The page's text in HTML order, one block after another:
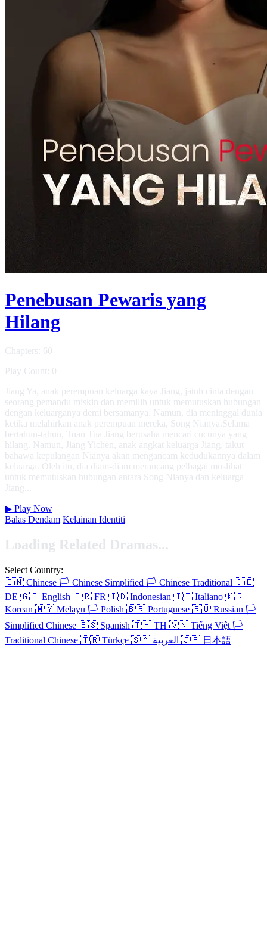
Penebusan Pewaris yang
Hilang
Chapters: 60
Play Count: 0
Jiang Ya, anak perempuan keluarga kaya Jiang, jatuh cinta dengan
seorang pemandu miskin dan memilih untuk memutuskan hubungan
dengan keluarganya demi bersamanya. Namun, dia meninggal dunia
ketika melahirkan anak perempuan mereka, Song Nianya.Selama
bertahun-tahun, Tuan Tua Jiang berusaha mencari cucunya yang
hilang. Namun, Jiang Yichen, anak angkat keluarga Jiang, takut
bahawa kepulangan Nianya akan mengancam kedudukannya dalam
keluarga. Oleh itu, dia diam-diam merancang pelbagai muslihat
untuk memutuskan hubungan antara Song Nianya dan keluarga
Jiang...
▶ Play Now
Balas Dendam Kelainan Identiti
Loading Related Dramas...
Select Country:
🇨🇳 Chinese 🏳️ Chinese Simplified 🏳️ Chinese Traditional 🇩🇪
DE 🇬🇧 English 🇫🇷 FR 🇮🇩 Indonesian 🇮🇹 Italiano 🇰🇷
Korean 🇲🇾 Melayu 🏳️ Polish 🇧🇷 Portuguese 🇷🇺 Russian 🏳️
Simplified Chinese 🇪🇸 Spanish 🇹🇭 TH 🇻🇳 Tiếng Việt 🏳️
Traditional Chinese 🇹🇷 Türkçe 🇸🇦 🇯🇵 日本語